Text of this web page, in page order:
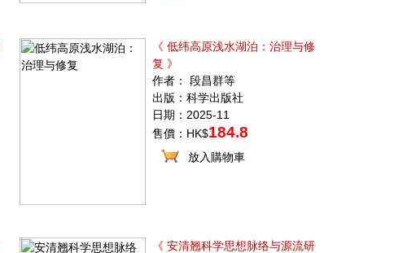
《 低纬高原浅水湖泊：治理与修
复 》
作者： 段昌群等
出版：科学出版社
日期：2025-11
售價：HK$184.8
放入購物車
《 安清翘科学思想脉络与源流研